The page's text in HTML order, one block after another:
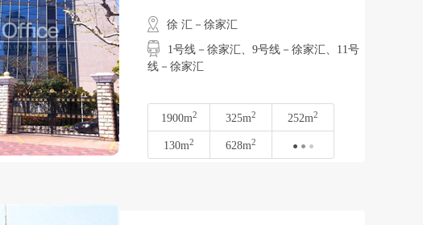
徐 汇－徐家汇
1号线－徐家汇、9号线－徐家汇、11号
线－徐家汇
1900m2 325m2 252m2
130m2 628m2